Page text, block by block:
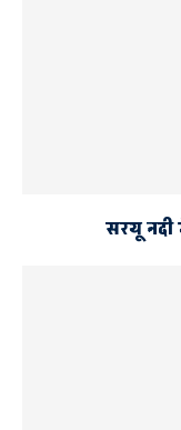
सरयू नदी